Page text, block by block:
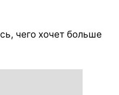
чего хочет больше